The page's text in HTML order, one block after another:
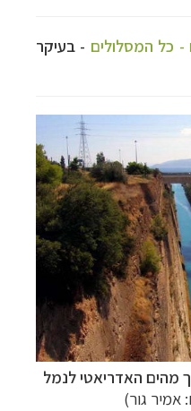
- כל המסלולים - בעיקר
מהים האדריאטי לנמל
אמיר גור)